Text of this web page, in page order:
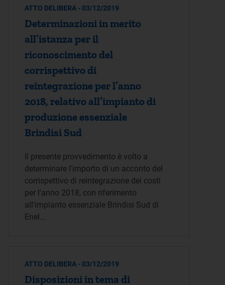
ATTO DELIBERA - 03/12/2019
Determinazioni in merito
all’istanza per il
riconoscimento del
corrispettivo di
reintegrazione per l’anno
2018, relativo all’impianto di
produzione essenziale
Brindisi Sud
Il presente provvedimento è volto a
determinare l'importo di un acconto del
corrispettivo di reintegrazione dei costi
per l'anno 2018, con riferimento
all'impianto essenziale Brindisi Sud di
Enel…
ATTO DELIBERA - 03/12/2019
Disposizioni in tema di